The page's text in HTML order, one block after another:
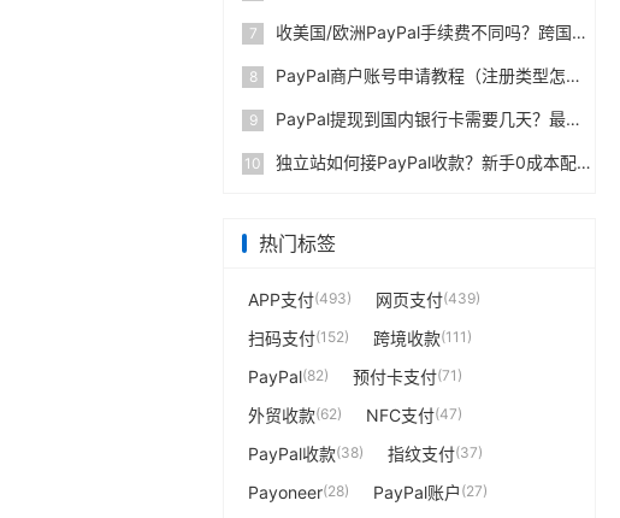
7 收美国/欧洲PayPal手续费不同吗？跨国费率表曝光
8 PayPal商户账号申请教程（注册类型怎么选？避坑指南）
9 PayPal提现到国内银行卡需要几天？最便宜的方法公布
10 独立站如何接PayPal收款？新手0成本配置教程
热门标签
APP支付(493) 网页支付(439)
扫码支付(152) 跨境收款(111)
PayPal(82) 预付卡支付(71)
外贸收款(62) NFC支付(47)
PayPal收款(38) 指纹支付(37)
Payoneer(28) PayPal账户 (27)